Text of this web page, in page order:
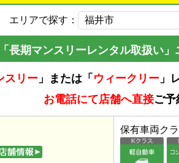
エリアで探す：
長期マンスリーレンタル取扱い
スリー 」または「 ウィークリー 」
お電話にて店舗へ直接ご予
保有車両ク